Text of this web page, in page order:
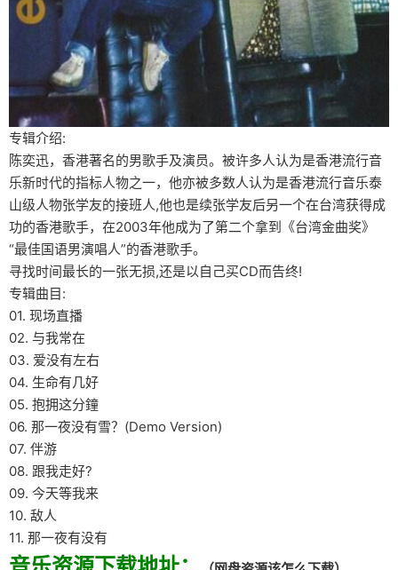
专辑介绍:
陈奕迅，香港著名的男歌手及演员。被许多人认为是香港流行音
乐新时代的指标人物之一，他亦被多数人认为是香港流行音乐泰
山级人物张学友的接班人,他也是续张学友后另一个在台湾获得成
功的香港歌手，在2003年他成为了第二个拿到《台湾金曲奖》
“最佳国语男演唱人”的香港歌手。
寻找时间最长的一张无损,还是以自己买CD而告终!
专辑曲目:
01. 现场直播
02. 与我常在
03. 爱没有左右
04. 生命有几好
05. 抱拥这分鐘
06. 那一夜没有雪？(Demo Version)
07. 伴游
08. 跟我走好?
09. 今天等我来
10. 敌人
11. 那一夜有没有